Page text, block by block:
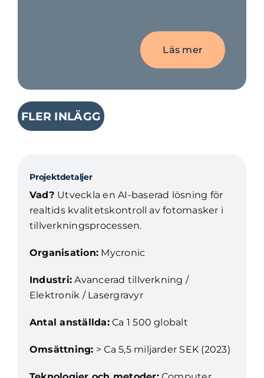
Läs mer
FLER INLÄGG
Projektdetaljer
Vad? Utveckla en AI-baserad lösning för
realtids kvalitetskontroll av fotomasker i
tillverkningsprocessen.
Organisation: Mycronic
Industri: Avancerad tillverkning /
Elektronik / Lasergravyr
Antal anställda:Ca 1 500 globalt
Omsättning: > Ca 5,5 miljarder SEK (2023)